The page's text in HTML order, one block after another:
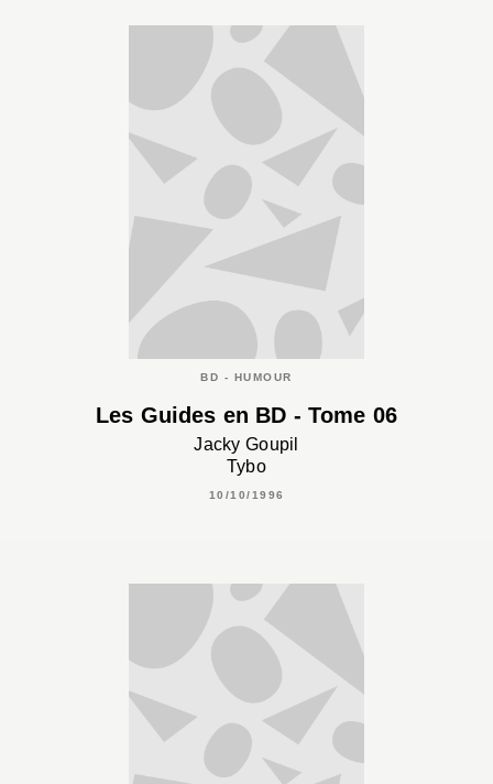
BD - HUMOUR
Les Guides en BD - Tome 06
Jacky Goupil
Tybo
10/10/1996